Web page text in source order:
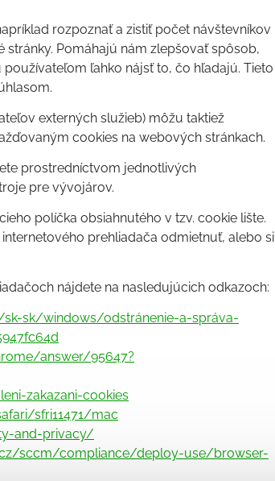
rozpoznať a zistiť počet návštevníkov
Pomáhajú nám zlepšovať spôsob,
ľahko nájsť to, čo hľadajú. Tieto
externých služieb) môžu taktiež
cookies na webových stránkach.
prostredníctvom jednotlivých
pre vývojárov.
políčka obsiahnutého v tzv. cookie lište.
prehliadača odmietnuť, alebo si
nájdete na nasledujúcich odkazoch:
sk/windows/odstránenie-a-správa-
answer/95647?
zakazani-cookies
sfri11471/mac
and-privacy/
sccm/compliance/deploy-use/browser-